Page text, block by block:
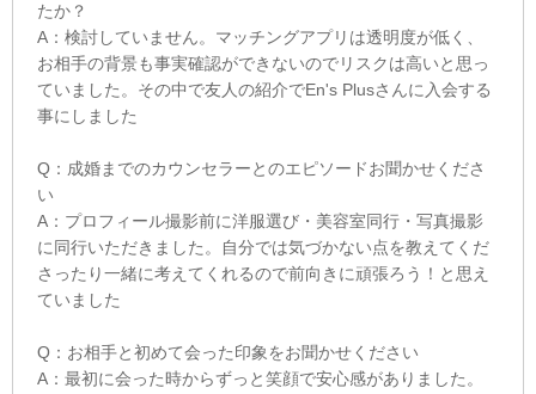
たか？
A：検討していません。マッチングアプリは透明度が低く、
お相手の背景も事実確認ができないのでリスクは高いと思っ
ていました。その中で友人の紹介でEn's Plusさんに入会する
事にしました
Q：成婚までのカウンセラーとのエピソードお聞かせくださ
い
A：プロフィール撮影前に洋服選び・美容室同行・写真撮影
に同行いただきました。自分では気づかない点を教えてくだ
さったり一緒に考えてくれるので前向きに頑張ろう！と思え
ていました
Q：お相手と初めて会った印象をお聞かせください
A：最初に会った時からずっと笑顔で安心感がありました。